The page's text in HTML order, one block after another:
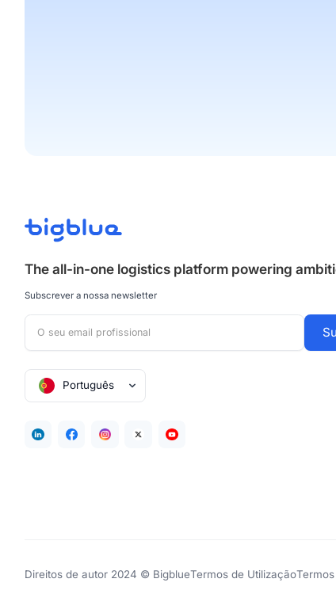
The all-in-one logistics platform powering
Subscrever a nossa newsletter
Português
Direitos de autor 2024 © BigblueTermos de Utilização